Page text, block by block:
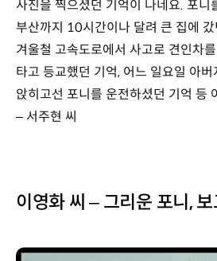
사진을 찍으셨던 기억이 나네요. 포니
부산까지 10시간이나 달려 큰 집에
겨울철 고속도로에서 사고로 견인차
타고 등교했던 기억, 어느 일요일 아버
앉히고선 포니를 운전하셨던 기억 등
– 서주현 씨
이영화 씨 – 그리운 포니,